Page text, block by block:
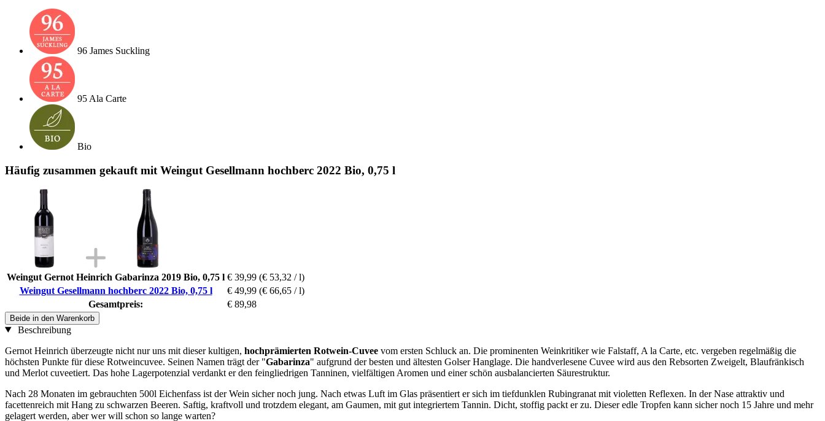
96 James Suckling
95 Ala Carte
Bio
Häufig zusammen gekauft mit Weingut Gesellmann hochberc 2022 Bio, 0,75 l
Weingut Gernot Heinrich Gabarinza 2019 Bio, 0,75 l € 39,99 (€ 53,32 / l)
Weingut Gesellmann hochberc 2022 Bio, 0,75 l
€ 49,99 (€ 66,65 / l)
Gesamtpreis:
€ 89,98
Beide in den Warenkorb
Beschreibung
Gernot Heinrich überzeugte nicht nur uns mit dieser kultigen, hochprämierten Rotwein-Cuvee vom ersten Schluck an. Die prominenten Weinkritiker wie Falstaff, A la Carte, etc. vergeben regelmäßig die
höchsten Punkte für diese Rotweincuvee. Seinen Namen trägt der "Gabarinza" aufgrund der besten und ältesten Golser Hanglage. Die handverlesene Cuvee wird aus den Rebsorten Zweigelt, Blaufränkisch
und Merlot cuveetiert. Das hohe Lagerpotenzial verdankt er den feingliedrigen Tanninen, vielfältigen Aromen und einer schön ausbalancierten Säurestruktur.
Nach 28 Monaten im gebrauchten 500l Eichenfass ist der Wein sicher noch jung. Nach etwas Luft im Glas präsentiert er sich im tiefdunklen Rubingranat mit violetten Reflexen. In der Nase attraktiv und
facettenreich mit Hang zu schwarzen Beeren. Saftig, kraftvoll und trotzdem elegant, am Gaumen, mit gut integriertem Tannin. Dicht, stoffig packt er zu. Dieser edle Tropfen kann sicher noch 15 Jahre und mehr
gelagert werden, aber wer will schon so lange warten?